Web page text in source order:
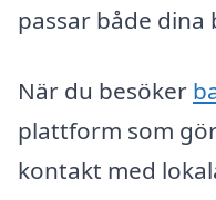
passar både
När du besöker
plattform som
kontakt med